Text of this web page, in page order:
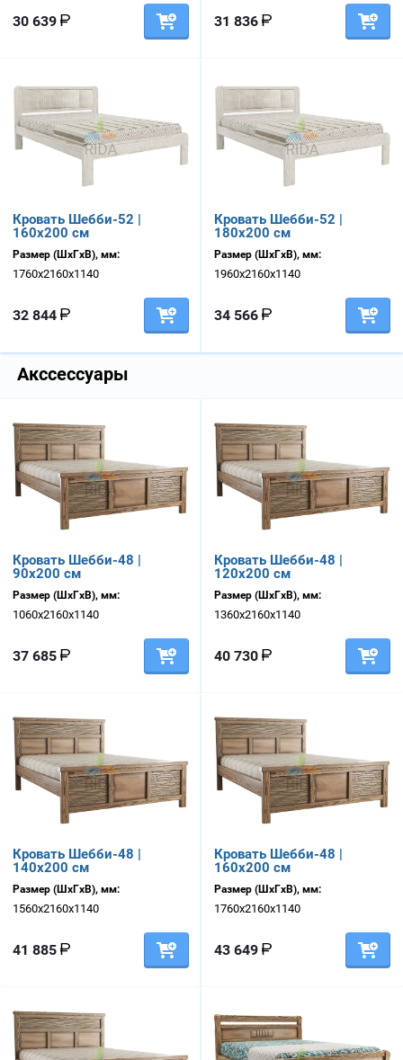
30 639 31 836
Кровать Шебби-52 |
160х200 см
Размер (ШхГхВ), мм:
1760х2160х1140
32 844
Кровать Шебби-52 |
180х200 см
Размер (ШхГхВ), мм:
1960х2160х1140
34 566
Акссессуары
Кровать Шебби-48 |
90х200 см
Размер (ШхГхВ), мм:
1060х2160х1140
37 685
Кровать Шебби-48 |
120х200 см
Размер (ШхГхВ), мм:
1360х2160х1140
40 730
Кровать Шебби-48 |
140х200 см
Размер (ШхГхВ), мм:
1560х2160х1140
41 885
Кровать Шебби-48 |
160х200 см
Размер (ШхГхВ), мм:
1760х2160х1140
43 649